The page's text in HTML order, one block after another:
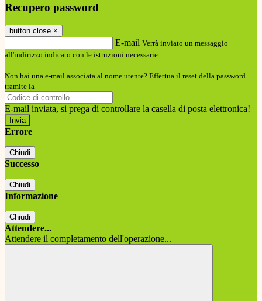
Recupero password
button close ×
E-mail Verrà inviato un messaggio
all'indirizzo indicato con le istruzioni necessarie.
Non hai una e-mail associata al nome utente? Effettua il reset della password
tramite la
E-mail inviata, si prega di controllare la casella di posta elettronica!
Errore
Chiudi
Successo
Chiudi
Informazione
Chiudi
Attendere...
Attendere il completamento dell'operazione...